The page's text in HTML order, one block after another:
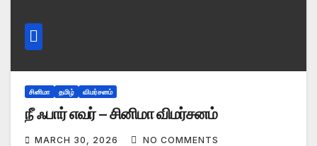
சினிமா தமிழ் விமர்சனம்
நீ ஃபார் எவர் – சினிமா விமர்சனம்
MARCH 30, 2026 NO COMMENTS